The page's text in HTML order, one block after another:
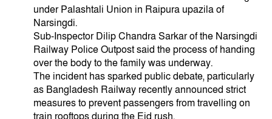
under Palashtali Union in Raipura upazila of
Narsingdi.
Sub-Inspector Dilip Chandra Sarkar of the Narsingdi
Railway Police Outpost said the process of handing
over the body to the family was underway.
The incident has sparked public debate, particularly
as Bangladesh Railway recently announced strict
measures to prevent passengers from travelling on